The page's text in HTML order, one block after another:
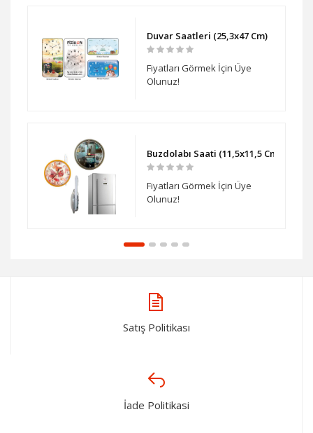
Duvar Saatleri (25,3x47 Cm)
Fiyatları Görmek İçin Üye
Olunuz!
Buzdolabı Saati (11,5x11,5 Cm )
Fiyatları Görmek İçin Üye
Olunuz!
Satış Politikası
İade Politikasi